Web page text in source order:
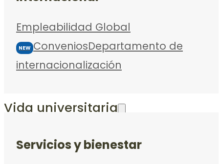
Empleabilidad Global
NEW ConveniosDepartamento de
internacionalización
Vida universitaria
Servicios y bienestar